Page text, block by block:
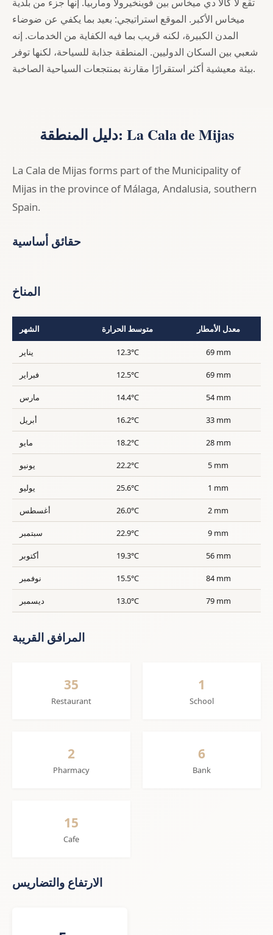
تقع لا كالا دي ميخاس بين فوينخيرولا وماربيا. إنها جزء من بلدية
ميخاس الأكبر. الموقع استراتيجي: بعيد بما يكفي عن ضوضاء
المدن الكبيرة، لكنه قريب بما فيه الكفاية من الخدمات. إنه
شعبي بين السكان الدوليين. المنطقة جذابة للسياحة، لكنها توفر
بيئة معيشية أكثر استقرارًا مقارنة بمنتجعات السياحية الصاخبة.
دليل المنطقة: La Cala de Mijas
La Cala de Mijas forms part of the Municipality of
Mijas in the province of Málaga, Andalusia, southern
Spain.
حقائق أساسية
المناخ
الشهر متوسط الحرارة معدل الأمطار
يناير 12.3°C 69 mm
فبراير 12.5°C 69 mm
مارس 14.4°C 54 mm
أبريل 16.2°C 33 mm
مايو 18.2°C 28 mm
يونيو 22.2°C 5 mm
يوليو 25.6°C 1 mm
أغسطس 26.0°C 2 mm
سبتمبر 22.9°C 9 mm
أكتوبر 19.3°C 56 mm
نوفمبر 15.5°C 84 mm
ديسمبر 13.0°C 79 mm
المرافق القريبة
35
Restaurant
1
School
2
Pharmacy
6
Bank
15
Cafe
الارتفاع والتضاريس